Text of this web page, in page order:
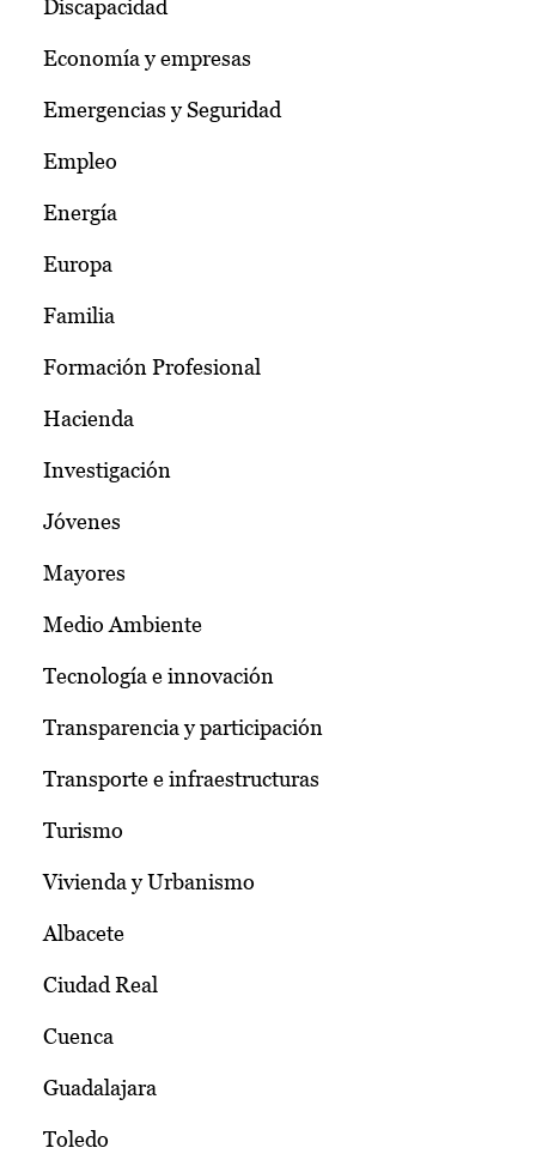
Discapacidad
Economía y empresas
Emergencias y Seguridad
Empleo
Energía
Europa
Familia
Formación Profesional
Hacienda
Investigación
Jóvenes
Mayores
Medio Ambiente
Tecnología e innovación
Transparencia y participación
Transporte e infraestructuras
Turismo
Vivienda y Urbanismo
Albacete
Ciudad Real
Cuenca
Guadalajara
Toledo